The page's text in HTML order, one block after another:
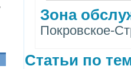
Зона
Покровское-
Статьи по